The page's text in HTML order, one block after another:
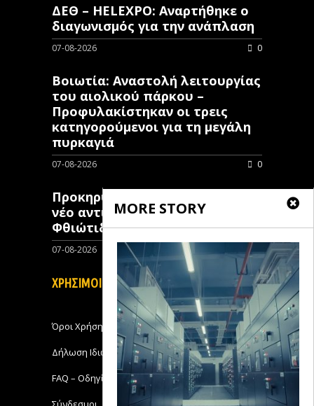
MORE STORY
ΔΕΘ – HELEXPO: Αναρτήθηκε ο
διαγωνισμός για την ανάπλαση
07-08-2026 0
Βοιωτία: Αναστολή λειτουργίας
του αιολικού πάρκου –
Προφυλακίστηκαν οι τρεις
κατηγορούμενοι για τη μεγάλη
πυρκαγιά
07-08-2026 0
Προκηρύχθηκε διαγωνισμός για
νέo αντιπλημμυρικό έργο στη
Φθιώτιδα
07-08-2026
ΧΡΗΣΙΜΟΙ ΣΥΝΔΕΣΜΟΙ
Όροι Χρήσης
Δήλωση Ιδιωτικότητας
FAQ – Οδηγίες Χρήσης
Σύνδεσμοι